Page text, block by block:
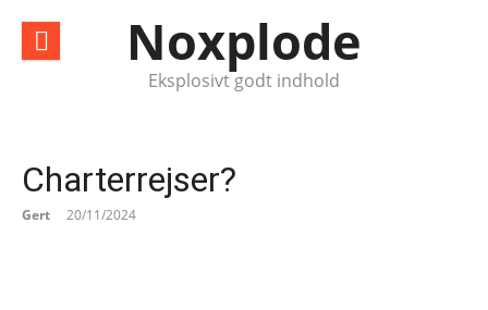
indhold
Noxplode
Eksplosivt godt indhold
Charterrejser?
Gert 20/11/2024